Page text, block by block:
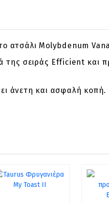
ατσάλι Molybdenum
της σειράς Efficient και
άνετη και ασφαλή κοπή.